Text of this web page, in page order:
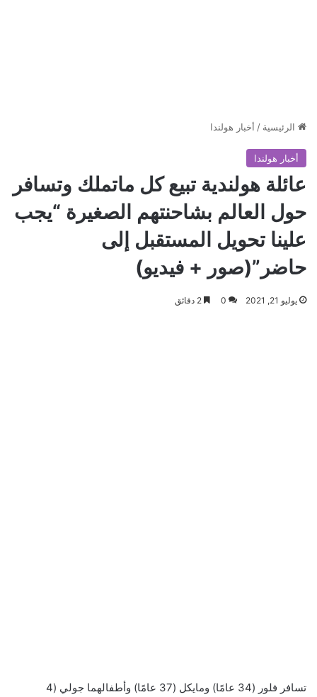
الرئيسية / أخبار هولندا
أخبار هولندا
عائلة هولندية تبيع كل ماتملك وتسافر
حول العالم بشاحنتهم الصغيرة “يجب
علينا تحويل المستقبل إلى
حاضر”(صور + فيديو)
يوليو 21, 2021 0
تسافر فلور (34 عامًا) ومايكل (37 عامًا) وأطفالهما جولي (4